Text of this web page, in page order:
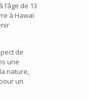
l’âge de 13
à Hawaï
de
une
nature,
un